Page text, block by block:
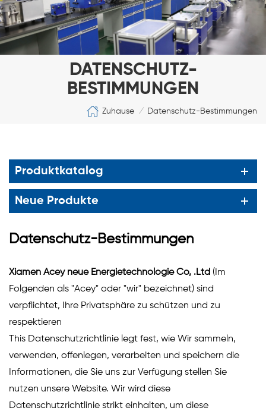
DATENSCHUTZ-
BESTIMMUNGEN
Zuhause / Datenschutz-Bestimmungen
Produktkatalog
Neue Produkte
Datenschutz-Bestimmungen
Xiamen Acey neue Energietechnologie Co, .Ltd (Im
Folgenden als "Acey" oder "wir" bezeichnet) sind
verpflichtet, Ihre Privatsphäre zu schützen und zu
respektieren
This Datenschutzrichtlinie legt fest, wie Wir sammeln,
verwenden, offenlegen, verarbeiten und speichern die
Informationen, die Sie uns zur Verfügung stellen Sie
nutzen unsere Website. Wir wird diese
Datenschutzrichtlinie strikt einhalten, um diese